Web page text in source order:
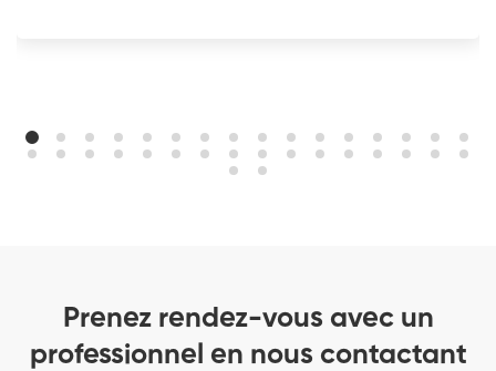
Prenez rendez-vous avec un
professionnel en nous contactant